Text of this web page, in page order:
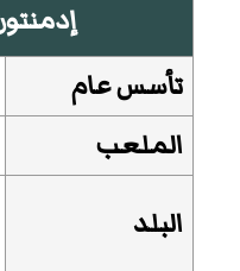
تأسس عام
الملعب
البلد